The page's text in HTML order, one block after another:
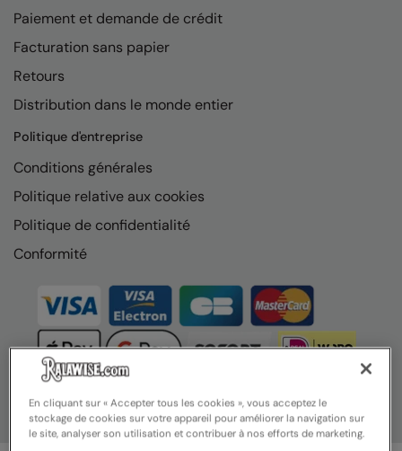
New Morning Studios
Nutshell
OGIO
Onna By Premier
Portman & Pooch
Portwest
Premier
Pro RTX
Pro RTX High Visibility
Quadra
RalaBundle
Paiement et demande de crédit
Facturation sans papier
Retours
Distribution dans le monde entier
Politique d'entreprise
Conditions générales
Politique relative aux cookies
Politique de confidentialité
Conformité
En cliquant sur « Accepter tous les cookies », vous acceptez le
stockage de cookies sur votre appareil pour améliorer la navigation sur
le site, analyser son utilisation et contribuer à nos efforts de marketing.